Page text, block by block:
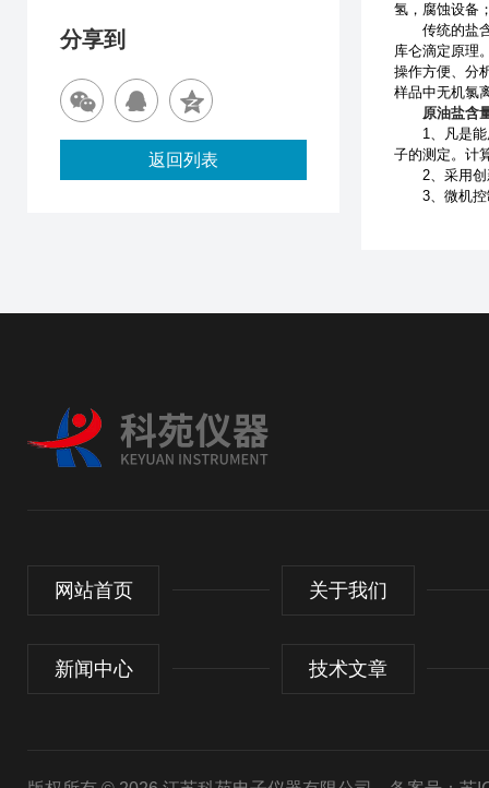
氢，腐蚀设备
传统的盐含
库仑滴定原理
操作方便、分
样品中无机氯
原油盐含
1、凡是能用
子的测定。计
2、采用创新
3、微机控
分享到
返回列表
网站首页 关于我们
新闻中心 技术文章